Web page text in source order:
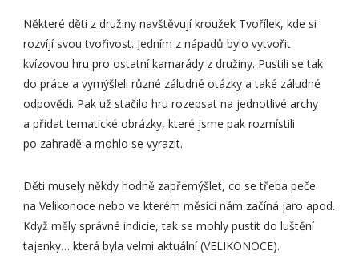
Některé děti z družiny navštěvují kroužek Tvořílek, kde si
rozvíjí svou tvořivost. Jedním z nápadů bylo vytvořit
kvízovou hru pro ostatní kamarády z družiny. Pustili se tak
do práce a vymýšleli různé záludné otázky a také záludné
odpovědi. Pak už stačilo hru rozepsat na jednotlivé archy
a přidat tematické obrázky, které jsme pak rozmístili
po zahradě a mohlo se vyrazit.
Děti musely někdy hodně zapřemýšlet, co se třeba peče
na Velikonoce nebo ve kterém měsíci nám začíná jaro apod.
Když měly správné indicie, tak se mohly pustit do luštění
tajenky… která byla velmi aktuální (VELIKONOCE).